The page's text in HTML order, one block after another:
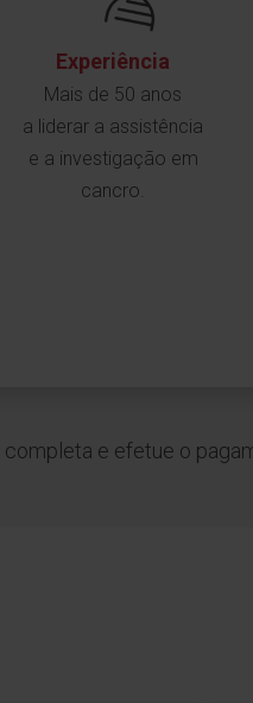
Experiência
Mais de 50 anos
a liderar a assistência
e a investigação em
cancro.
e efetue o